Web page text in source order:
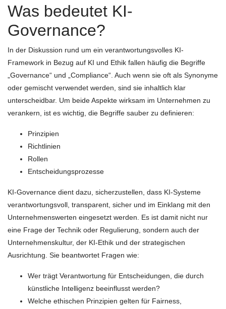
Was bedeutet KI-
Governance?
In der Diskussion rund um ein verantwortungsvolles KI-
Framework in Bezug auf KI und Ethik fallen häufig die Begriffe
„Governance“ und „Compliance“. Auch wenn sie oft als Synonyme
oder gemischt verwendet werden, sind sie inhaltlich klar
unterscheidbar. Um beide Aspekte wirksam im Unternehmen zu
verankern, ist es wichtig, die Begriffe sauber zu definieren:
Prinzipien
Richtlinien
Rollen
Entscheidungsprozesse
KI-Governance dient dazu, sicherzustellen, dass KI-Systeme
verantwortungsvoll, transparent, sicher und im Einklang mit den
Unternehmenswerten eingesetzt werden. Es ist damit nicht nur
eine Frage der Technik oder Regulierung, sondern auch der
Unternehmenskultur, der KI-Ethik und der strategischen
Ausrichtung. Sie beantwortet Fragen wie:
Wer trägt Verantwortung für Entscheidungen, die durch
künstliche Intelligenz beeinflusst werden?
Welche ethischen Prinzipien gelten für Fairness,